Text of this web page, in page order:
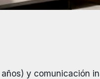
y comunicación